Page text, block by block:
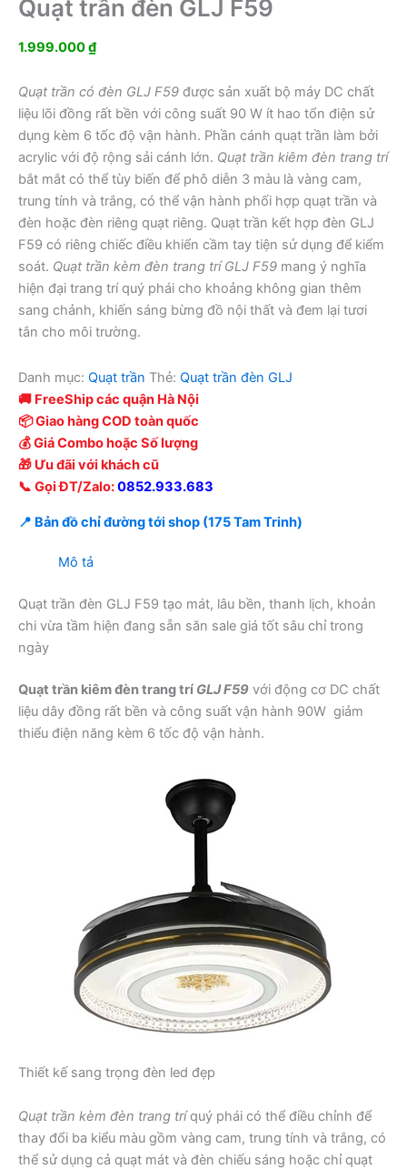
Quạt trần đèn GLJ F59
1.999.000₫
Quạt trần có đèn GLJ F59 được sản xuất bộ máy DC chất
liệu lõi đồng rất bền với công suất 90 W ít hao tổn điện sử
dụng kèm 6 tốc độ vận hành. Phần cánh quạt trần làm bởi
acrylic với độ rộng sải cánh lớn. Quạt trần kiêm đèn trang trí
bắt mắt có thể tùy biến để phô diễn 3 màu là vàng cam,
trung tính và trắng, có thể vận hành phối hợp quạt trần và
đèn hoặc đèn riêng quạt riêng. Quạt trần kết hợp đèn GLJ
F59 có riêng chiếc điều khiển cầm tay tiện sử dụng để kiểm
soát. Quạt trần kèm đèn trang trí GLJ F59 mang ý nghĩa
hiện đại trang trí quý phái cho khoảng không gian thêm
sang chảnh, khiến sáng bừng đồ nội thất và đem lại tươi
tắn cho môi trường.
Danh mục: Quạt trần Thẻ: Quạt trần đèn GLJ
🚚 FreeShip các quận Hà Nội
📦 Giao hàng COD toàn quốc
💰 Giá Combo hoặc Số lượng
🎁 Ưu đãi với khách cũ
📞 Gọi ĐT/Zalo:0852.933.683
📍 Bản đồ chỉ đường tới shop (175 Tam Trinh)
Mô tả
Quạt trần đèn GLJ F59 tạo mát, lâu bền, thanh lịch, khoản
chi vừa tầm hiện đang sẵn săn sale giá tốt sâu chỉ trong
ngày
Quạt trần kiêm đèn trang trí GLJ F59 với động cơ DC chất
liệu dây đồng rất bền và công suất vận hành 90W giảm
thiểu điện năng kèm 6 tốc độ vận hành.
Thiết kế sang trọng đèn led đẹp
Quạt trần kèm đèn trang tríquý phái có thể điều chỉnh để
thay đổi ba kiểu màu gồm vàng cam, trung tính và trắng, có
thể sử dụng cả quạt mát và đèn chiếu sáng hoặc chỉ quạt